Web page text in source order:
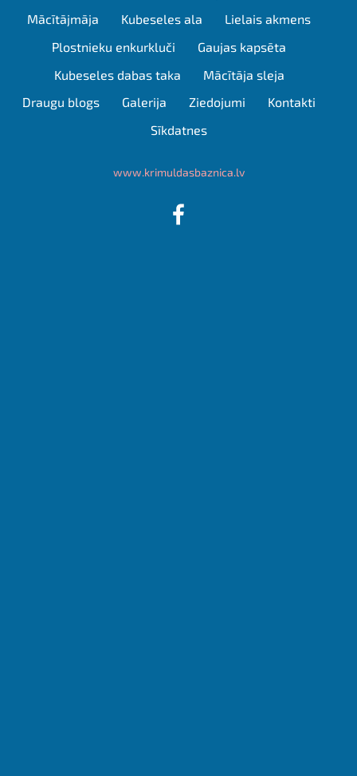
Mācītājmāja
Kubeseles ala
Lielais akmens
Plostnieku enkurkluči
Gaujas kapsēta
Kubeseles dabas taka
Mācītāja sleja
Draugu blogs
Galerija Ziedojumi
Kontakti
Sīkdatnes
www.krimuldasbaznica.lv